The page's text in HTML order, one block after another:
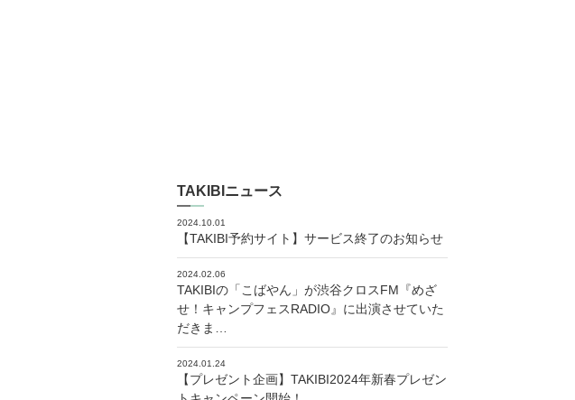
TAKIBIニュース
2024.10.01
【TAKIBI予約サイト】サービス終了のお知らせ
2024.02.06
TAKIBIの「こばやん」が渋谷クロスFM『めざ
せ！キャンプフェスRADIO』に出演させていた
だきま…
2024.01.24
【プレゼント企画】TAKIBI2024年新春プレゼン